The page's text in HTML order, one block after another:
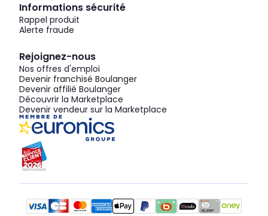
Informations sécurité
Rappel produit
Alerte fraude
Rejoignez-nous
Nos offres d'emploi
Devenir franchisé Boulanger
Devenir affilié Boulanger
Découvrir la Marketplace
Devenir vendeur sur la Marketplace